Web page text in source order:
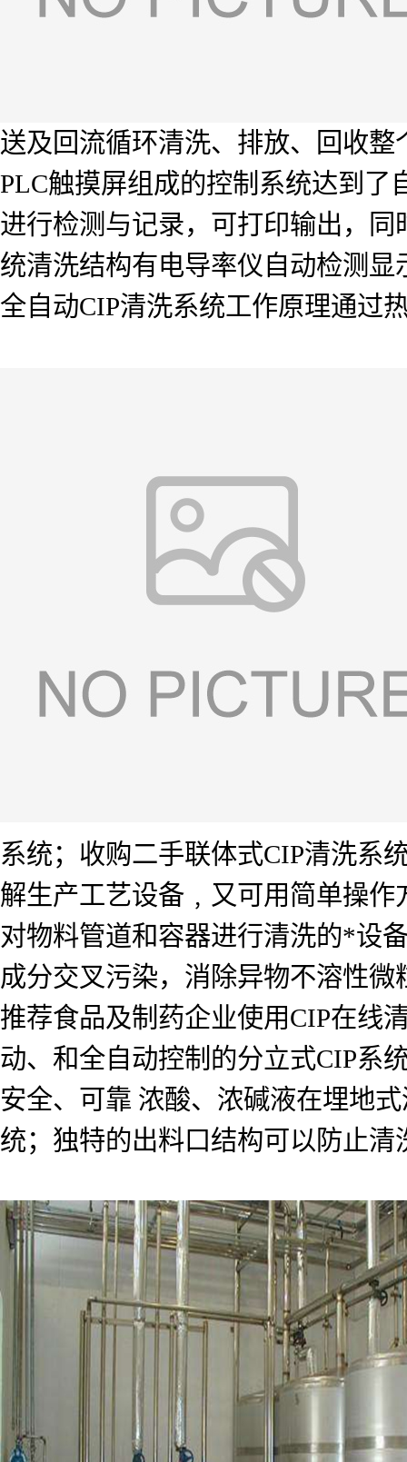
送及回流循环清洗、排放、回收
PLC触摸屏组成的控制系统达到
进行检测与记录，可打印输出，
统清洗结构有电导率仪自动检测显
全自动CIP清洗系统工作原理通过
系统；收购二手联体式CIP清洗系
解生产工艺设备﹐又可用简单操
对物料管道和容器进行清洗的*设
成分交叉污染，消除异物不溶性
推荐食品及制药企业使用CIP在线
动、和全自动控制的分立式CIP系
安全、可靠 浓酸、浓碱液在埋地
统；独特的出料口结构可以防止清